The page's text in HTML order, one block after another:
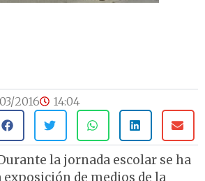
2016 14:04
la jornada escolar se ha
de medios de la